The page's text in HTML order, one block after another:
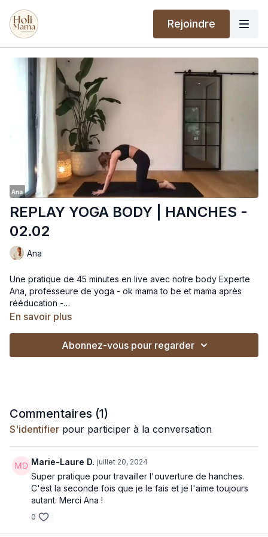
Rejoindre
REPLAY YOGA BODY | HANCHES -
02.02
Ana
Une pratique de 45 minutes en live avec notre body Experte
Ana, professeure de yoga - ok mama to be et mama après
rééducation -
allons faire des étirements fluides, essayer d'accueillir les
En savoir plus
Abonnez-vous pour regarder
Commentaires (1)
S'identifier pour participer à la conversation
Marie-Laure D. juillet 20, 2024
Super pratique pour travailler l'ouverture de hanches.
C'est la seconde fois que je le fais et je l'aime toujours
autant. Merci Ana !
0